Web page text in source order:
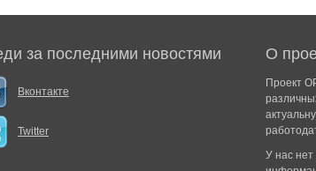
за последними новостями
Вконтакте
Twitter
О
Проект
У нас